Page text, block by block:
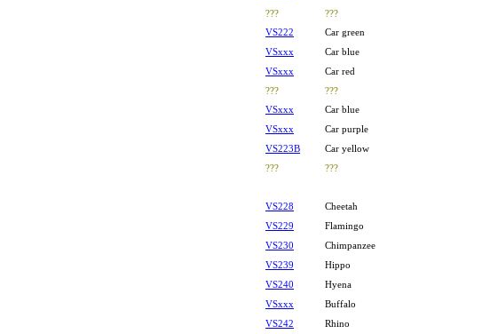
???
???
VS222
Car green
VSxxx
Car blue
VSxxx
Car red
???
???
VSxxx
Car blue
VSxxx
Car purple
VS223B
Car yellow
???
???
VS228
Cheetah
VS229
Flamingo
VS230
Chimpanzee
VS239
Hippo
VS240
Hyena
VSxxx
Buffalo
VS242
Rhino